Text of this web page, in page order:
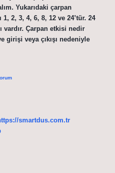
Yukarıdaki çarpan
1, 2, 3, 4, 6, 8, 12 ve 24’tür. 24
vardır. Çarpan etkisi nedir
girişi veya çıkışı nedeniyle
smartdus.com.tr